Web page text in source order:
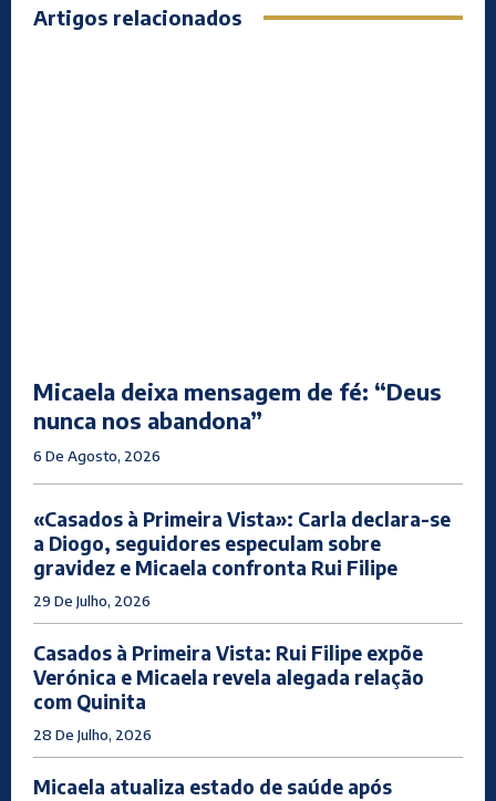
Artigos relacionados
Micaela deixa mensagem de fé: “Deus
nunca nos abandona”
6 De Agosto, 2026
«Casados à Primeira Vista»: Carla declara-se
a Diogo, seguidores especulam sobre
gravidez e Micaela confronta Rui Filipe
29 De Julho, 2026
Casados à Primeira Vista: Rui Filipe expõe
Verónica e Micaela revela alegada relação
com Quinita
28 De Julho, 2026
Micaela atualiza estado de saúde após